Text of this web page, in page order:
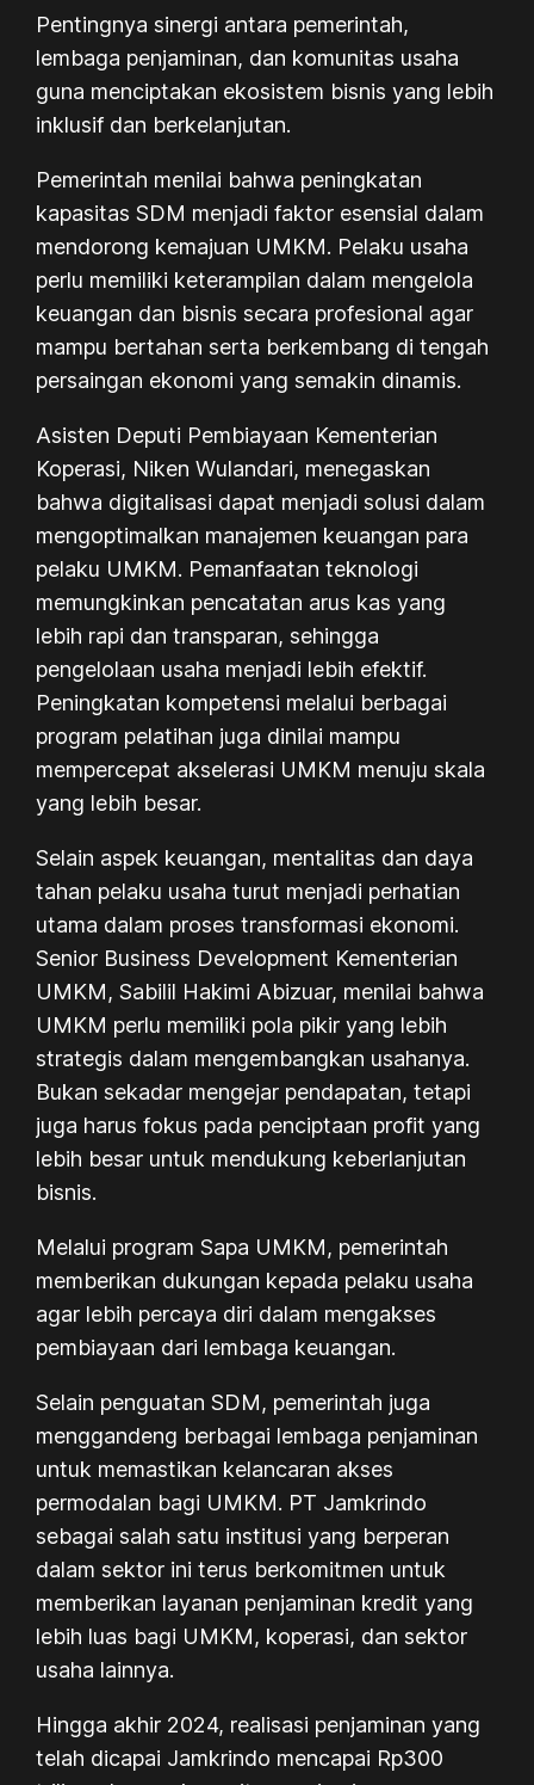
Pentingnya sinergi antara pemerintah,
lembaga penjaminan, dan komunitas usaha
guna menciptakan ekosistem bisnis yang lebih
inklusif dan berkelanjutan.
Pemerintah menilai bahwa peningkatan
kapasitas SDM menjadi faktor esensial dalam
mendorong kemajuan UMKM. Pelaku usaha
perlu memiliki keterampilan dalam mengelola
keuangan dan bisnis secara profesional agar
mampu bertahan serta berkembang di tengah
persaingan ekonomi yang semakin dinamis.
Asisten Deputi Pembiayaan Kementerian
Koperasi, Niken Wulandari, menegaskan
bahwa digitalisasi dapat menjadi solusi dalam
mengoptimalkan manajemen keuangan para
pelaku UMKM. Pemanfaatan teknologi
memungkinkan pencatatan arus kas yang
lebih rapi dan transparan, sehingga
pengelolaan usaha menjadi lebih efektif.
Peningkatan kompetensi melalui berbagai
program pelatihan juga dinilai mampu
mempercepat akselerasi UMKM menuju skala
yang lebih besar.
Selain aspek keuangan, mentalitas dan daya
tahan pelaku usaha turut menjadi perhatian
utama dalam proses transformasi ekonomi.
Senior Business Development Kementerian
UMKM, Sabilil Hakimi Abizuar, menilai bahwa
UMKM perlu memiliki pola pikir yang lebih
strategis dalam mengembangkan usahanya.
Bukan sekadar mengejar pendapatan, tetapi
juga harus fokus pada penciptaan profit yang
lebih besar untuk mendukung keberlanjutan
bisnis.
Melalui program Sapa UMKM, pemerintah
memberikan dukungan kepada pelaku usaha
agar lebih percaya diri dalam mengakses
pembiayaan dari lembaga keuangan.
Selain penguatan SDM, pemerintah juga
menggandeng berbagai lembaga penjaminan
untuk memastikan kelancaran akses
permodalan bagi UMKM. PT Jamkrindo
sebagai salah satu institusi yang berperan
dalam sektor ini terus berkomitmen untuk
memberikan layanan penjaminan kredit yang
lebih luas bagi UMKM, koperasi, dan sektor
usaha lainnya.
Hingga akhir 2024, realisasi penjaminan yang
telah dicapai Jamkrindo mencapai Rp300